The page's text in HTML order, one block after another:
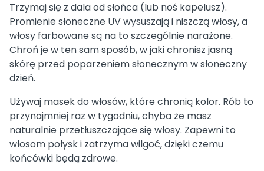
Trzymaj się z dala od słońca (lub noś kapelusz).
Promienie słoneczne UV wysuszają i niszczą włosy, a
włosy farbowane są na to szczególnie narażone.
Chroń je w ten sam sposób, w jaki chronisz jasną
skórę przed poparzeniem słonecznym w słoneczny
dzień.
Używaj masek do włosów, które chronią kolor. Rób to
przynajmniej raz w tygodniu, chyba że masz
naturalnie przetłuszczające się włosy. Zapewni to
włosom połysk i zatrzyma wilgoć, dzięki czemu
końcówki będą zdrowe.